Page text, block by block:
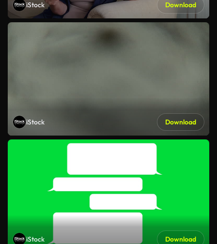
iStock Download
iStock Download
iStock Download